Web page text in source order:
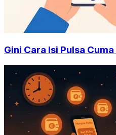
Gini Cara Isi Pulsa